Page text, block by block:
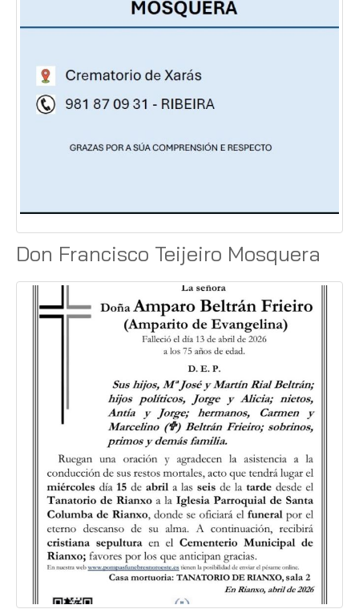
Don Francisco Teijeiro Mosquera